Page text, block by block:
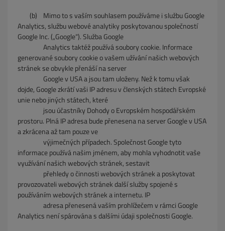
(b) Mimo to s vaším souhlasem používáme i službu Google
Analytics, službu webové analytiky poskytovanou společností
Google Inc. („Google“). Služba Google
Analytics taktéž používá soubory cookie. Informace
generované soubory cookie o vašem užívání našich webových
stránek se obvykle přenáší na server
Google v USA a jsou tam uloženy. Než k tomu však
dojde, Google zkrátí vaši IP adresu v členských státech Evropské
unie nebo jiných státech, které
jsou účastníky Dohody o Evropském hospodářském
prostoru. Plná IP adresa bude přenesena na server Google v USA
a zkrácena až tam pouze ve
výjimečných případech. Společnost Google tyto
informace používá našim jménem, aby mohla vyhodnotit vaše
využívání našich webových stránek, sestavit
přehledy o činnosti webových stránek a poskytovat
provozovateli webových stránek další služby spojené s
používáním webových stránek a internetu. IP
adresa přenesená vaším prohlížečem v rámci Google
Analytics není spárována s dalšími údaji společnosti Google.